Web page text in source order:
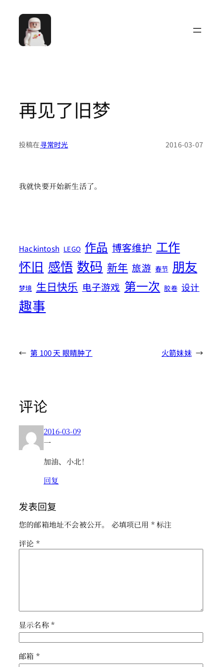
再见了旧梦
投稿在寻常时光 2016-03-07
我就快要开始新生活了。
Hackintosh LEGO 作品 博客维护 工作
怀旧 感悟 数码 新年 旅游 春节 朋友
梦境 生日快乐 电子游戏 第一次 胶卷 设计
趣事
← 第 100 天 眼睛肿了 火箭妹妹 →
评论
2016-03-09
一
加油、小北！
回复
发表回复
您的邮箱地址不会被公开。 必填项已用 *标注
评论 *
显示名称*
邮箱 *